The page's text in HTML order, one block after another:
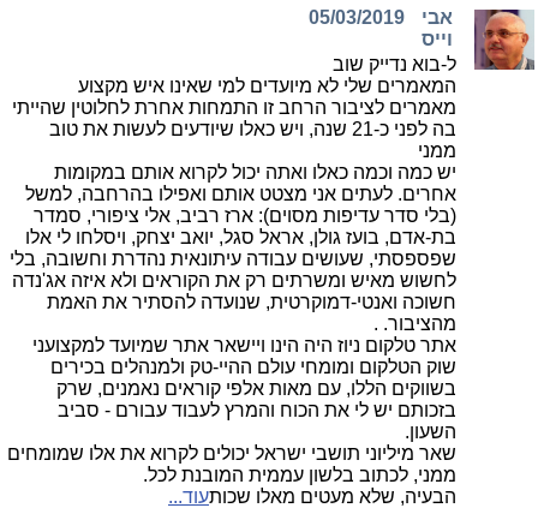
אבי
וייס
05/03/2019
ל-בוא נדייק שוב
המאמרים שלי לא מיועדים למי שאינו איש מקצוע
מאמרים לציבור הרחב זו התמחות אחרת לחלוטין שהייתי
בה לפני כ-21 שנה, ויש כאלו שיודעים לעשות את טוב
ממני
יש כמה וכמה כאלו ואתה יכול לקרוא אותם במקומות
אחרים. לעתים אני מצטט אותם ואפילו בהרחבה, למשל
(בלי סדר עדיפות מסוים): ארז רביב, אלי ציפורי, סמדר
בת-אדם, בועז גולן, אראל סגל, יואב יצחק, ויסלחו לי אלו
שפספסתי, שעושים עבודה עיתונאית נהדרת וחשובה, בלי
לחשוש מאיש ומשרתים רק את הקוראים ולא איזה אג'נדה
חשוכה ואנטי-דמוקרטית, שנועדה להסתיר את האמת
מהציבור. .
אתר טלקום ניוז היה הינו ויישאר אתר שמיועד למקצועני
שוק הטלקום ומומחי עולם ההיי-טק ולמנהלים בכירים
בשווקים הללו, עם מאות אלפי קוראים נאמנים, שרק
בזכותם יש לי את הכוח והמרץ לעבוד עבורם - סביב
השעון.
שאר מיליוני תושבי ישראל יכולים לקרוא את אלו שמומחים
ממני, לכתוב בלשון עממית המובנת לכל.
הבעיה, שלא מעטים מאלו שכותעוד...